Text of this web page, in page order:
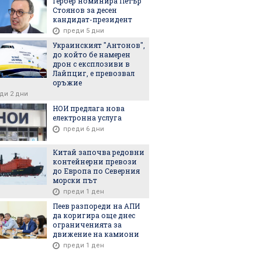
Стоянов за десен
кандидат-президент
преди 5 дни
Украинският "Антонов",
до който бе намерен
дрон с експлозиви в
Лайпциг, е превозвал
оръжие
2 дни
НОИ предлага нова
електронна услуга
преди 6 дни
Китай започва редовни
контейнерни превози
до Европа по Северния
морски път
преди 1 ден
Пеев разпореди на АПИ
да коригира още днес
ограниченията за
движение на камиони
преди 1 ден